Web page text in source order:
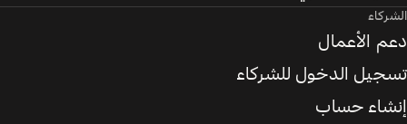
الشركاء
دعم الأعمال
تسجيل الدخول للشركاء
إنشاء حساب